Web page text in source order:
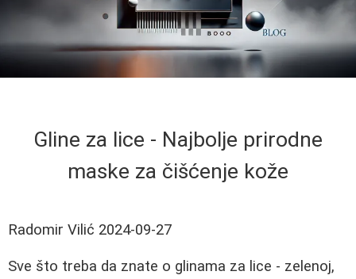
Gline za lice - Najbolje prirodne
maske za čišćenje kože
Radomir Vilić 2024-09-27
Sve što treba da znate o glinama za lice - zelenoj,